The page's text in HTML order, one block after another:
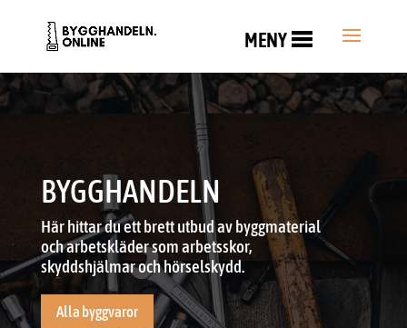
MENY
BYGGHANDELN
Här hittar du ett brett utbud av byggmaterial
och arbetskläder som arbetsskor,
skyddshjälmar och hörselskydd.
Alla byggvaror